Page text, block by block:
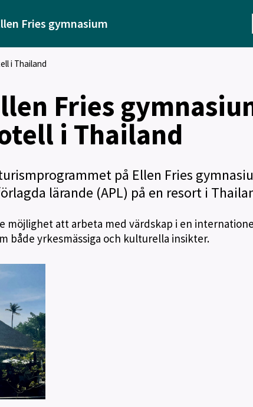
Fries gymnasium
i Thailand
Fries
i Thailand
på Ellen Fries
lärande (APL) på en resort i
möjlighet att arbeta med värdskap i en
både yrkesmässiga och kulturella insikter.